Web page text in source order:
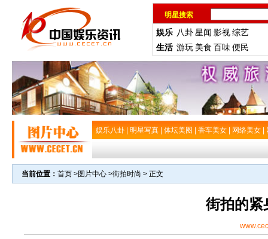
明星搜索
娱乐 八卦星闻 影视综艺
生活 游玩 美食 百味便民
娱乐八卦 明星写真 体坛美图 香车美女 网络美女
当前位置： 首页 >图片中心 >街拍时尚 > 正文
街拍的紧